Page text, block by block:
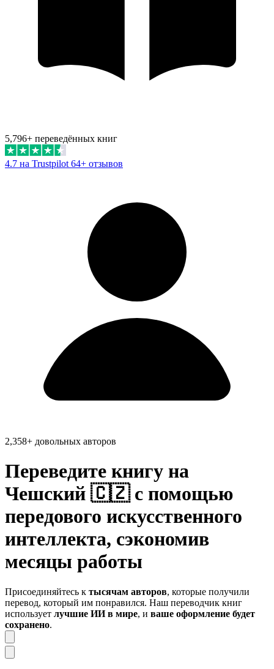
5,796+ переведённых книг
4.7 на Trustpilot 64+ отзывов
2,358+ довольных авторов
Переведите книгу на
Чешский 🇨🇿с помощью
передового искусственного
интеллекта, сэкономив
месяцы работы
Присоединяйтесь к тысячам авторов, которые получили
перевод, который им понравился. Наш переводчик книг
использует лучшие ИИ в мире, и ваше оформление будет
сохранено.